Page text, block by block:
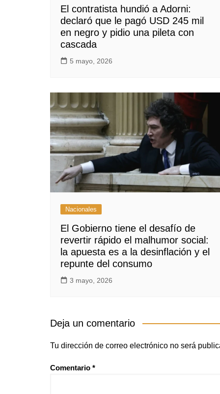
El contratista hundió a Adorni:
declaró que le pagó USD 245 mil
en negro y pidio una pileta con
cascada
5 mayo, 2026
Nacionales
El Gobierno tiene el desafío de
revertir rápido el malhumor social:
la apuesta es a la desinflación y el
repunte del consumo
3 mayo, 2026
Deja un comentario
Tu dirección de correo electrónico no será
Comentario *